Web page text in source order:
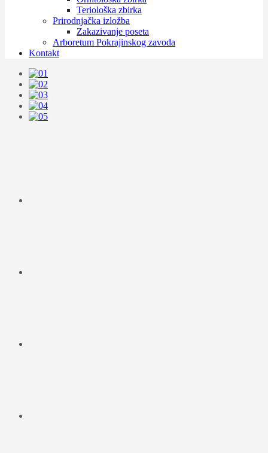
Teriološka zbirka
Prirodnjačka izložba
Zakazivanje poseta
Arboretum Pokrajinskog zavoda
Kontakt